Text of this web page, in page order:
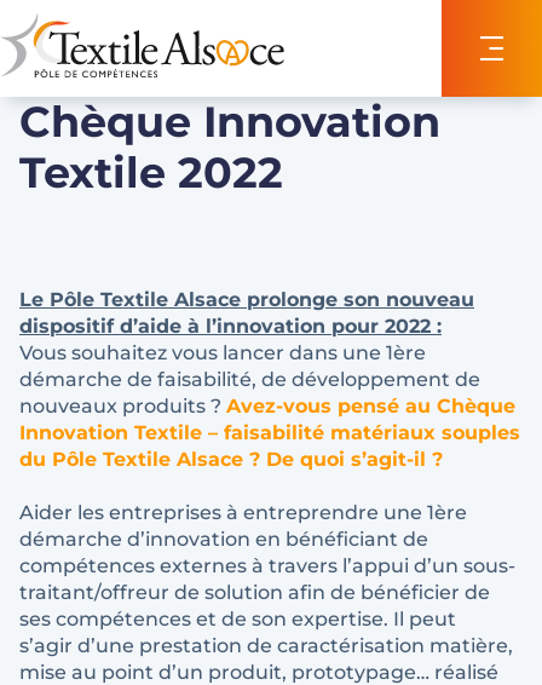
Chèque Innovation
Textile 2022
Le Pôle Textile Alsace prolonge son nouveau
dispositif d’aide à l’innovation pour 2022 :
Vous souhaitez vous lancer dans une 1ère
démarche de faisabilité, de développement de
nouveaux produits ? Avez-vous pensé au Chèque
Innovation Textile – faisabilité matériaux souples
du Pôle Textile Alsace ? De quoi s’agit-il ?
Aider les entreprises à entreprendre une 1ère
démarche d’innovation en bénéficiant de
compétences externes à travers l’appui d’un sous-
traitant/offreur de solution afin de bénéficier de
ses compétences et de son expertise. Il peut
s’agir d’une prestation de caractérisation matière,
mise au point d’un produit, prototypage… réalisé
Panneau de gestion des cookies